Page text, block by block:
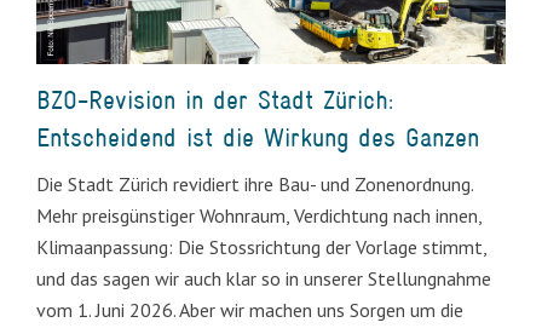
BZO-Revision in der Stadt Zürich:
Entscheidend ist die Wirkung des Ganzen
Die Stadt Zürich revidiert ihre Bau- und Zonenordnung.
Mehr preisgünstiger Wohnraum, Verdichtung nach innen,
Klimaanpassung: Die Stossrichtung der Vorlage stimmt,
und das sagen wir auch klar so in unserer Stellungnahme
vom 1. Juni 2026. Aber wir machen uns Sorgen um die